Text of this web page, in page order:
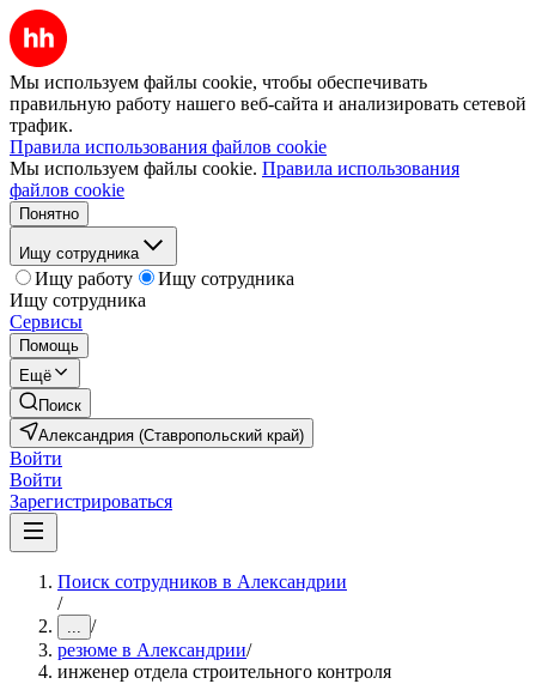
Мы используем файлы cookie, чтобы обеспечивать
правильную работу нашего веб-сайта и анализировать сетевой
трафик.
Правила использования файлов cookie
Мы используем файлы cookie. Правила использования
файлов cookie
Понятно
Ищу сотрудника
Ищу работу
Ищу сотрудника
Ищу сотрудника
Сервисы
Помощь
Ещё
Поиск
Александрия (Ставропольский край)
Войти
Войти
Зарегистрироваться
Поиск сотрудников в Александрии
/
... /
резюме в Александрии/
инженер отдела строительного контроля